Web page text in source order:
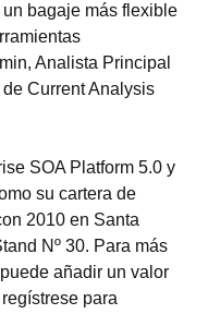
bagaje más flexible
Analista Principal
Current Analysis
SOA Platform 5.0 y
su cartera de
2010 en Santa
Nº 30. Para más
añadir un valor
para